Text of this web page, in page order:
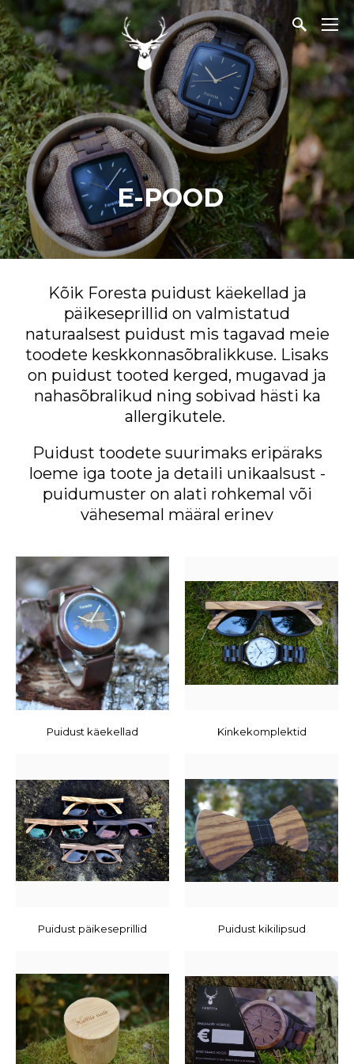
E-POOD
Kõik Foresta puidust käekellad ja
päikeseprillid on valmistatud
naturaalsest puidust mis tagavad meie
toodete keskkonnasõbralikkuse. Lisaks
on puidust tooted kerged, mugavad ja
nahasõbralikud ning sobivad hästi ka
allergikutele.
Puidust toodete suurimaks eripäraks
loeme iga toote ja detaili unikaalsust -
puidumuster on alati rohkemal või
vähesemal määral erinev
Puidust käekellad Kinkekomplektid
Puidust päikeseprillid Puidust kikilipsud